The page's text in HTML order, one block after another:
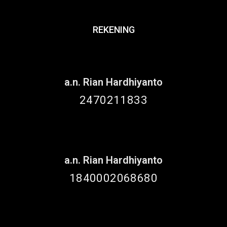
REKENING
a.n. Rian Hardhiyanto
2470211833
a.n. Rian Hardhiyanto
1840002068680